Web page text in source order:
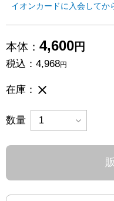
イオンカードに入会してか
本体： 4,600円
税込： 4,968円
在庫： 完売御礼
数量